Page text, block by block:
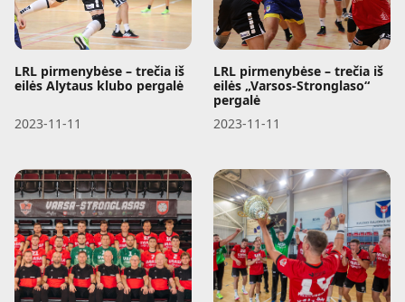
LRL pirmenybėse – trečia iš
eilės Alytaus klubo pergalė
2023-11-11
LRL pirmenybėse – trečia iš
eilės „Varsos-Stronglaso“
pergalė
2023-11-11